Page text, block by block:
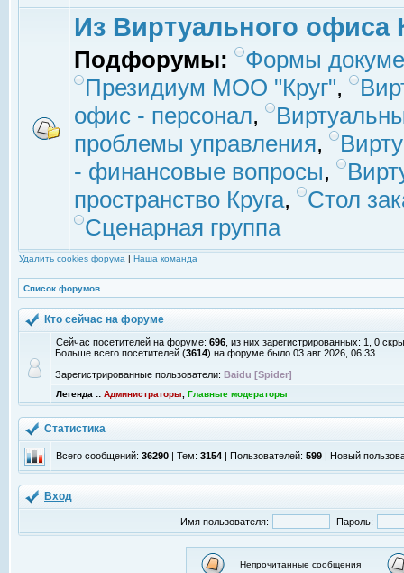
Из Виртуального офиса
Подфорумы:
Формы
Президиум МОО "Круг",
офис - персонал,
проблемы управления,
- финансовые вопросы,
пространство Круга,
Стол
Сценарная группа
Удалить cookies форума | Наша команда
Список форумов
Кто сейчас на форуме
Сейчас посетителей на форуме: 696 , из них зарегистрированных: 1, 0
Больше всего посетителей (3614) на форуме было 03 авг 2026, 06:33
Зарегистрированные пользователи: Baidu [Spider]
Легенда :: Администраторы Главные модераторы
Статистика
Всего сообщений: 36290 | Тем: 3154 | Пользователей: 599 | Новый
Вход
Имя пользователя: Пароль:
Непрочитанные сообщения